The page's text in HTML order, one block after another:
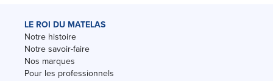
LE ROI DU MATELAS
Notre histoire
Notre savoir-faire
Nos marques
Pour les professionnels